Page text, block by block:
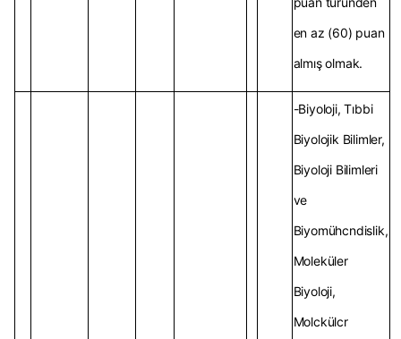
en az (60) puan
almış olmak.
-Biyoloji, Tıbbi
Biyolojik Bilimler,
Biyoloji Bilimleri
ve
Biyomühcndislik,
Moleküler
Biyoloji,
Molckülcr